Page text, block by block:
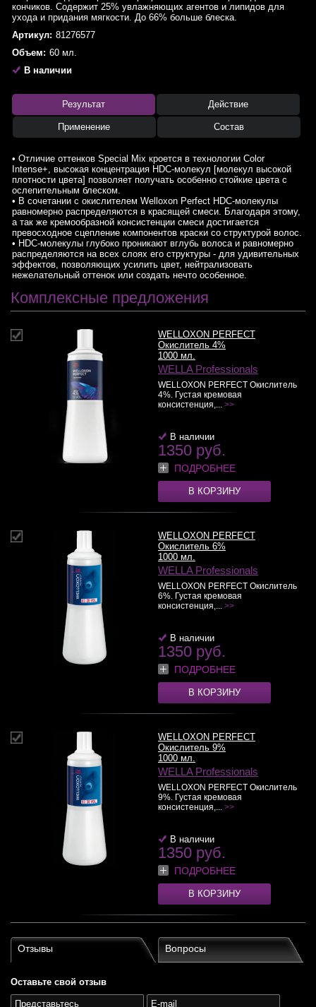
кончиков. Содержит 25% увлажняющих агентов и липидов для
ухода и придания мягкости. До 66% больше блеска.
Артикул: 81276577
Объем: 60 мл.
В наличии
Результат Действие
Применение Состав
• Отличие оттенков Special Mix кроется в технологии Color
Intense+, высокая концентрация HDC-молекул [молекул высокой
плотности цвета] позволяет получать особенно стойкие цвета с
ослепительным блеском.
• В сочетании с окислителем Welloxon Perfect HDC-молекулы
равномерно распределяются в красящей смеси. Благодаря этому,
а так же кремообразной консистенции смеси достигается
превосходное сцепление компонентов краски со структурой волос.
• HDC-молекулы глубоко проникают вглубь волоса и равномерно
распределяются на всех слоях его структуры - для удивительных
эффектов, позволяющих усилить цвет, нейтрализовать
нежелательный оттенок или создать нечто особенное.
Комплексные предложения
WELLOXON PERFECT
Окислитель 4%
1000 мл.
WELLA Professionals
WELLOXON PERFECT Окислитель
4%. Густая кремовая
консистенция,... >>
В наличии
1350 руб.
ПОДРОБНЕЕ
В КОРЗИНУ
WELLOXON PERFECT
Окислитель 6%
1000 мл.
WELLA Professionals
WELLOXON PERFECT Окислитель
6%. Густая кремовая
консистенция,... >>
В наличии
1350 руб.
ПОДРОБНЕЕ
В КОРЗИНУ
WELLOXON PERFECT
Окислитель 9%
1000 мл.
WELLA Professionals
WELLOXON PERFECT Окислитель
9%. Густая кремовая
консистенция,... >>
В наличии
1350 руб.
ПОДРОБНЕЕ
В КОРЗИНУ
Отзывы Вопросы
Оставьте свой отзыв